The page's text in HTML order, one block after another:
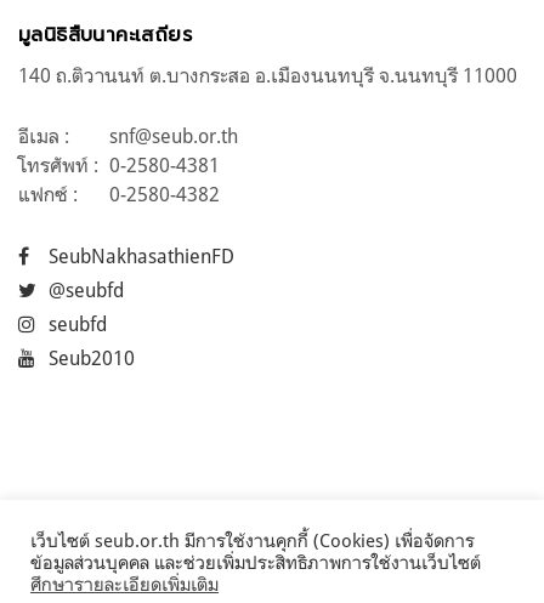
มูลนิธิสืบนาคะเสถียร
140 ถ.ติวานนท์ ต.บางกระสอ อ.เมืองนนทบุรี จ.นนทบุรี 11000
อีเมล :
snf@seub.or.th
โทรศัพท์ : 0-2580-4381
แฟกซ์ :
0-2580-4382
SeubNakhasathienFD
@seubfd
seubfd
Seub2010
เว็บไซต์ seub.or.th มีการใช้งานคุกกี้ (Cookies) เพื่อจัดการ
ข้อมูลส่วนบุคคล และช่วยเพิ่มประสิทธิภาพการใช้งานเว็บไซต์
ศึกษารายละเอียดเพิ่มเติม